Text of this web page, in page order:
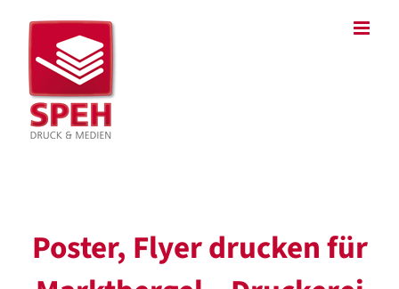
Inhalt
springen
Poster, Flyer drucken für